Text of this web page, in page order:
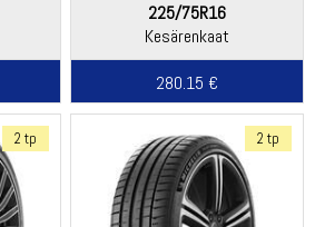
225/75R16
Kesärenkaat
280.15 €
2 tp 2 tp